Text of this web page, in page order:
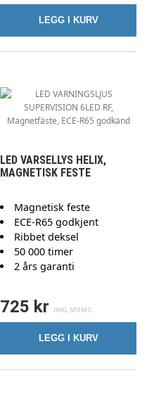
LEGG I KURV
LED VARSELLYS HELIX,
MAGNETISK FESTE
Magnetisk feste
ECE-R65 godkjent
Ribbet deksel
50 000 timer
2 års garanti
725 kr
LEGG I KURV